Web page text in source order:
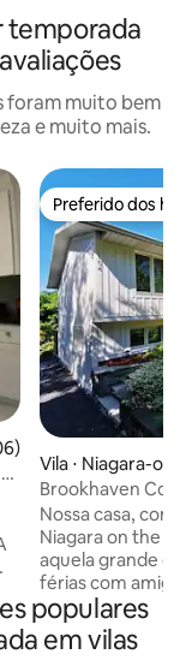
temporada
foram muito bem
e muito mais.
avaliação média de
Preferido dos
Preferido dos
Vila ⋅ Niagara-on-
Brookhaven
Nossa casa, com
Niagara on the
aquela grande
férias com amigos. Dê um
poucos
Cidade Velha. O
on the Lake
populares
em vilas